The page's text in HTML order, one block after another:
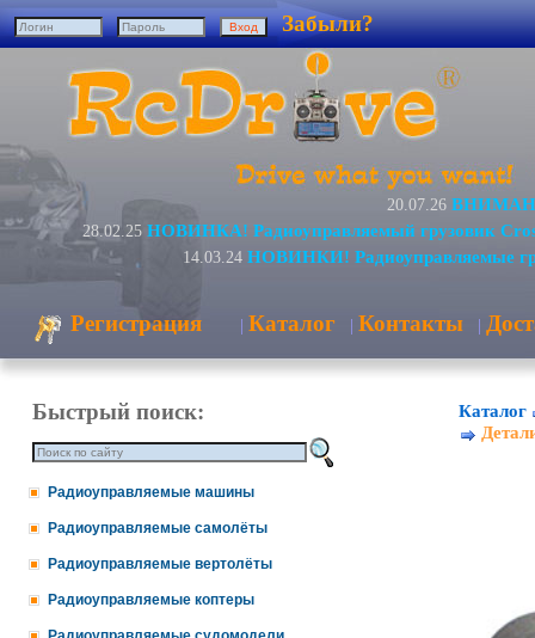
Забыли?
20.07.26
28.02.25 НОВИНКА! Радиоуправляемый грузовик
14.03.24 НОВИНКИ! Радиоуправляемые
Регистрация | Каталог | Контакты |
Быстрый поиск:
Радиоуправляемые машины
Радиоуправляемые самолёты
Радиоуправляемые вертолёты
Радиоуправляемые коптеры
Каталог